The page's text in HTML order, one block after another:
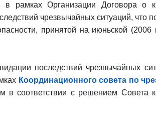
рамках Организации Договора о
чрезвычайных ситуаций, что
принятой на июньской (2006
последствий чрезвычайных
Координационного совета по
соответствии с решением Совета